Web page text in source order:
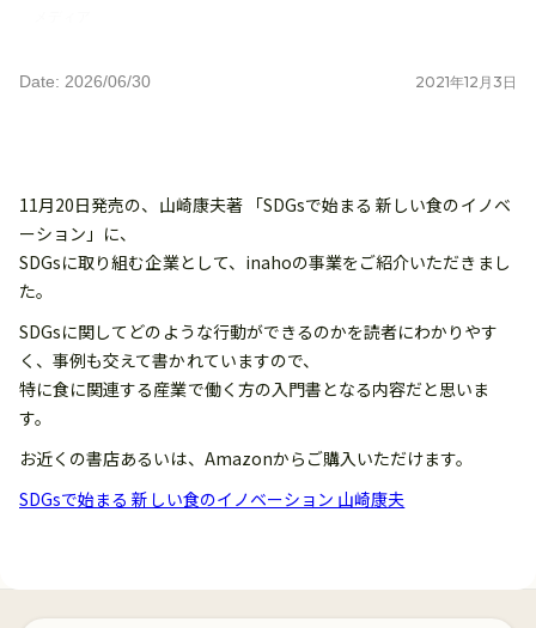
Date: 2026/06/30 2021年12 月 3 日
11月20日発売の、山崎康夫著 「SDGsで始まる 新しい食のイノベ
ーション」に、
SDGsに取り組む企業として、inahoの事業をご紹介いただきまし
た。
SDGsに関してどのような行動ができるのかを読者にわかりやす
く、事例も交えて書かれていますので、
特に食に関連する産業で働く方の入門書となる内容だと思いま
す。
お近くの書店あるいは、Amazonからご購入いただけます。
SDGsで始まる 新しい食のイノベーション 山崎康夫